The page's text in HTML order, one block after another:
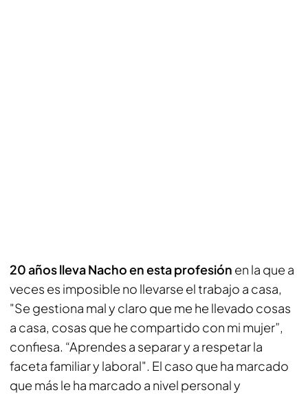
20 años lleva Nacho en esta profesión en la que a
veces es imposible no llevarse el trabajo a casa,
"Se gestiona mal y claro que me he llevado cosas
a casa, cosas que he compartido con mi mujer”,
confiesa. “Aprendes a separar y a respetar la
faceta familiar y laboral". El caso que ha marcado
que más le ha marcado a nivel personal y